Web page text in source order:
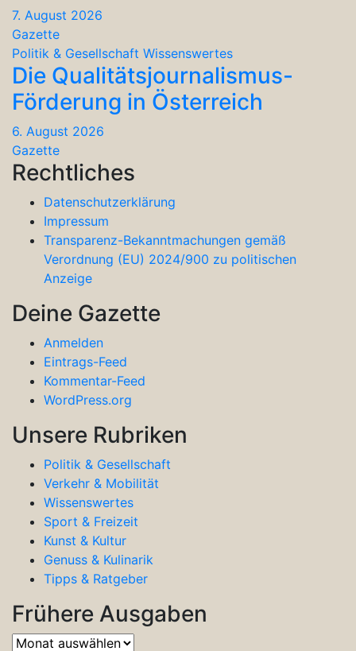
7. August 2026
Gazette
Politik & Gesellschaft Wissenswertes
Die Qualitätsjournalismus-
Förderung in Österreich
6. August 2026
Gazette
Rechtliches
Datenschutzerklärung
Impressum
Transparenz-Bekanntmachungen gemäß
Verordnung (EU) 2024/900 zu politischen
Anzeige
Deine Gazette
Anmelden
Eintrags-Feed
Kommentar-Feed
WordPress.org
Unsere Rubriken
Politik & Gesellschaft
Verkehr & Mobilität
Wissenswertes
Sport & Freizeit
Kunst & Kultur
Genuss & Kulinarik
Tipps & Ratgeber
Frühere Ausgaben
Frühere